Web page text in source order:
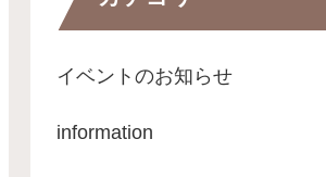
イベントのお知らせ
information